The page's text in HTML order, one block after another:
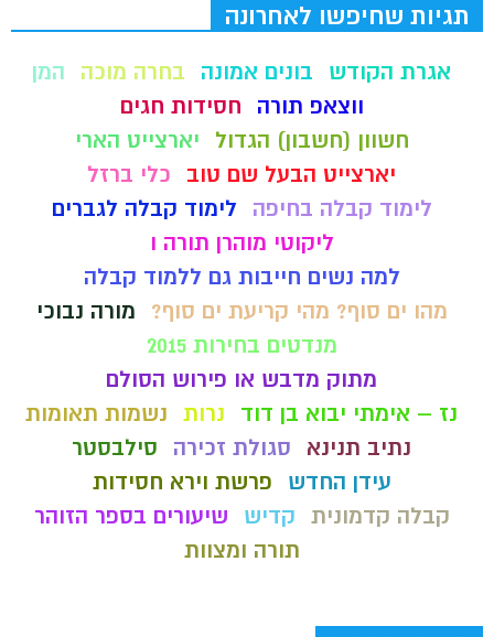
תגיות שחיפשו לאחרונה
אגרת הקודש בונים אמונה בחרה מוכה
המן
ווצאפ תורה
חסידות חגים
חשוון (חשבון) הגדול
יארצייט הארי
יארצייט הבעל שם טוב
כלי ברזל
לימוד קבלה בחיפה
לימוד קבלה לגברים
ליקוטי מוהרן תורה ו
למה נשים חייבות גם ללמוד קבלה
מהו ים סוף? מהי קריעת ים סוף?
מורה נבוכי
מנדטים בחירות 2015
מתוק מדבש או פירוש הסולם
נז – אימתי יבוא בן דוד
נרות נשמות תאומות
נתיב תנינא
סגולת זכירה
סילבסטר
עידן החדש
פרשת וירא חסידות
קבלה קדמונית קדיש
שיעורים בספר הזוהר
תורה ומצוות